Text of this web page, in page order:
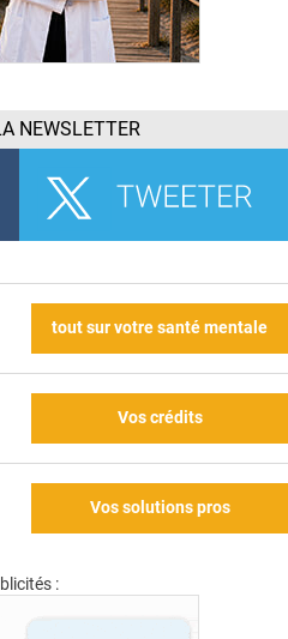
NEWSLETTER
tout sur votre santé mentale
Vos crédits
Vos solutions pros
: